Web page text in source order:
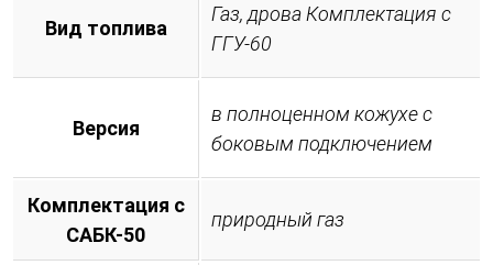
Вид топлива
Газ, дрова Комплектация с
ГГУ-60
Версия
в полноценном кожухе с
боковым подключением
Комплектация с
САБК-50
природный газ